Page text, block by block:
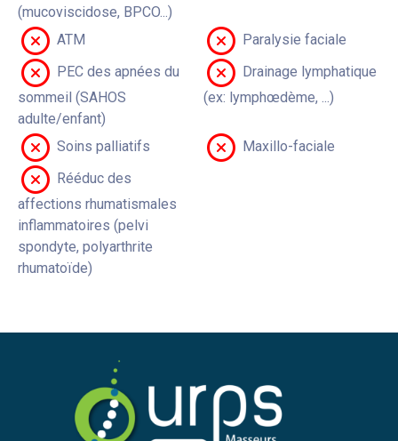
(mucoviscidose, BPCO...)
ATM
Paralysie faciale
PEC des apnées du
sommeil (SAHOS
adulte/enfant)
Drainage lymphatique
(ex: lymphœdème, ...)
Soins palliatifs
Maxillo-faciale
Rééduc des
affections rhumatismales
inflammatoires (pelvi
spondyte, polyarthrite
rhumatoïde)